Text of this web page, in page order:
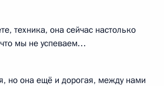
техника, она сейчас настолько
мы не успеваем…
но она ещё и дорогая, между нами